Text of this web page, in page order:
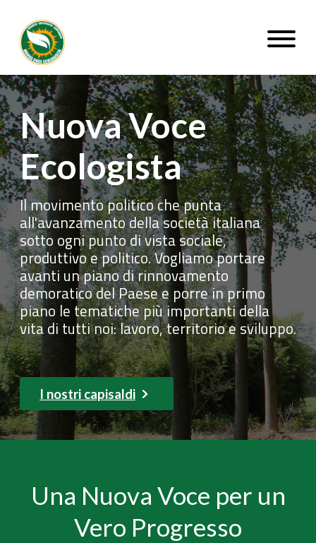
Nuova Voce Ecologista
Nuova Voce
Ecologista
Il movimento politico che punta
all'avanzamento della società italiana
sotto ogni punto di vista sociale,
produttivo e politico. Vogliamo portare
avanti un piano di rinnovamento
demoratico del Paese e porre in primo
piano le tematiche più importanti della
vita di tutti noi: lavoro, territorio e sviluppo.
I nostri capisaldi
Una Nuova Voce per un
Vero Progresso